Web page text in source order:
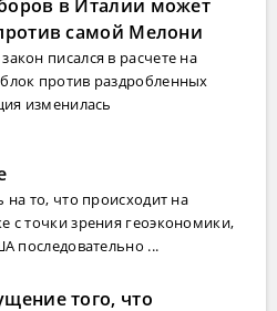
в Италии может
самой Мелони
писался в расчете на
против раздробленных
изменилась
на то, что происходит на
с точки зрения геоэкономики,
последовательно ...
того, что